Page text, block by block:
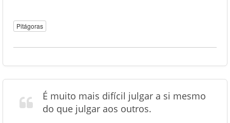
Pitágoras
É muito mais difícil julgar a si mesmo
do que julgar aos outros.